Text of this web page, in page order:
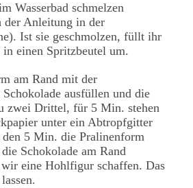
Wasserbad schmelzen
der Anleitung in der
Ist sie geschmolzen, füllt ihr
in einen Spritzbeutel um.
am Rand mit der
Schokolade ausfüllen und die
zwei Drittel, für 5 Min. stehen
unter ein Abtropfgitter
den 5 Min. die Pralinenform
Schokolade am Rand
eine Hohlfigur schaffen. Das